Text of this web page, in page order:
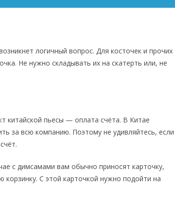
логичный вопрос. Для косточек и прочих
Не нужно складывать их на скатерть или, не
китайской пьесы — оплата счёта. В Китае
за всю компанию. Поэтому не удивляйтесь, если
с димсамами вам обычно приносят карточку,
С этой карточкой нужно подойти на